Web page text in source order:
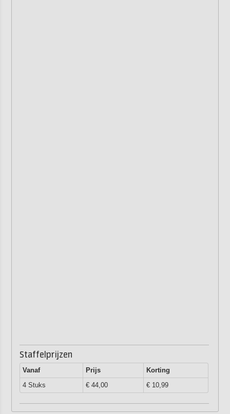
Staffelprijzen
Vanaf Prijs
Korting
4 Stuks
€ 44,00 € 10,99